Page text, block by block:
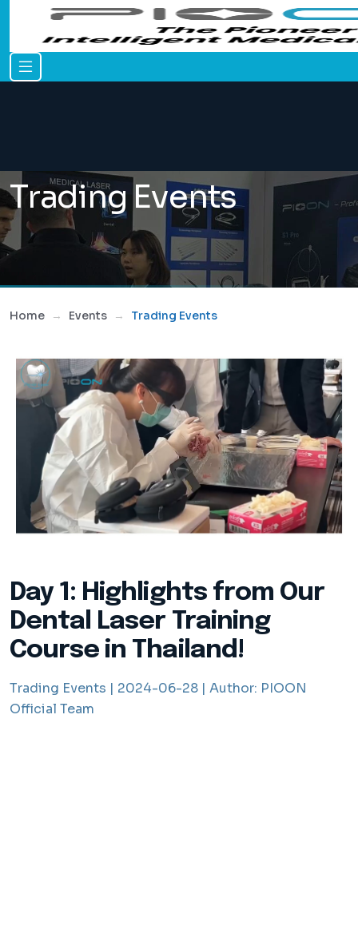
Trading Events
Home Events Trading Events
Day 1: Highlights from Our
Dental Laser Training
Course in Thailand!
Trading Events | 2024-06-28 | Author: PIOON
Official Team